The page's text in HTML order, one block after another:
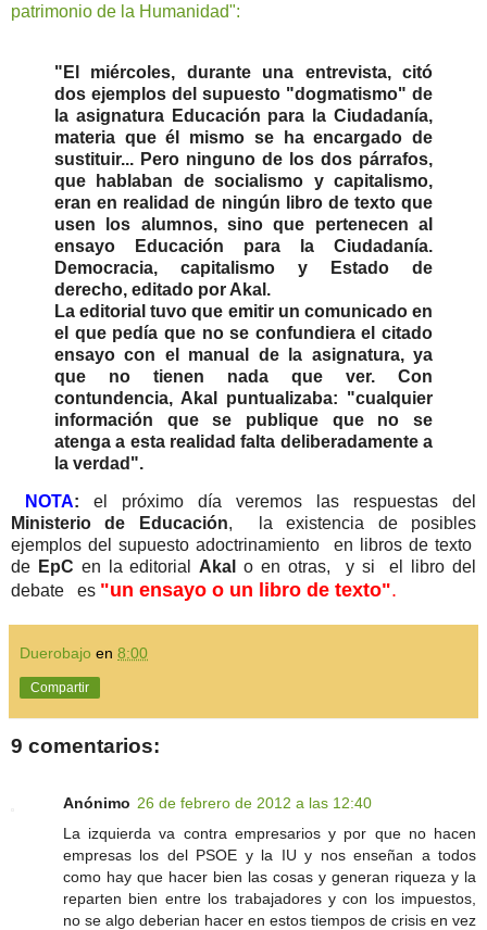
patrimonio de la Humanidad":
"El miércoles, durante una entrevista, citó
dos ejemplos del supuesto "dogmatismo" de
la asignatura Educación para la Ciudadanía,
materia que él mismo se ha encargado de
sustituir... Pero ninguno de los dos párrafos,
que hablaban de socialismo y capitalismo,
eran en realidad de ningún libro de texto que
usen los alumnos, sino que pertenecen al
ensayo Educación para la Ciudadanía.
Democracia, capitalismo y Estado de
derecho, editado por Akal.
La editorial tuvo que emitir un comunicado en
el que pedía que no se confundiera el citado
ensayo con el manual de la asignatura, ya
que no tienen nada que ver. Con
contundencia, Akal puntualizaba: "cualquier
información que se publique que no se
atenga a esta realidad falta deliberadamente a
la verdad".
NOTA: el próximo día veremos las respuestas del
Ministerio de Educación, la existencia de posibles
ejemplos del supuesto adoctrinamiento en libros de texto
de EpC en la editorialAkalo en otras, y si el libro del
debate es "un ensayo o un libro de texto".
Duerobajo en 8:00
Compartir
9 comentarios:
Anónimo 26 de febrero de 2012 a las 12:40
La izquierda va contra empresarios y por que no hacen
empresas los del PSOE y la IU y nos enseñan a todos
como hay que hacer bien las cosas y generan riqueza y la
reparten bien entre los trabajadores y con los impuestos,
no se algo deberian hacer en estos tiempos de crisis en vez